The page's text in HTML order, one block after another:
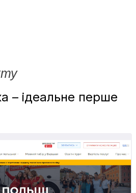
– ідеальне перше